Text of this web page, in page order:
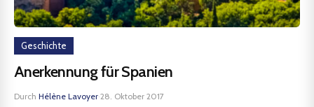
Geschichte
Anerkennung für Spanien
Durch Hélène Lavoyer·28. Oktober 2017